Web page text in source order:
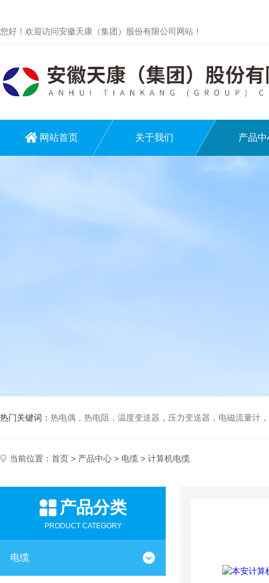
您好！欢迎访问安徽天康（集团）股份有限公司网站！
网站首页 关于我们 产品中
热门关键词： 热电偶，热电阻，温度变送器，压力变送器，电磁流量计，
当前位置： 首页 > 产品中心 > 电缆 > 计算机电缆
产品分类
PRODUCT CATEGORY
电缆